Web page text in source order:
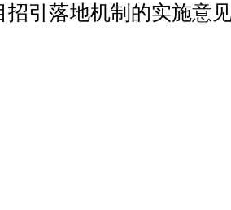
招引落地机制的实施